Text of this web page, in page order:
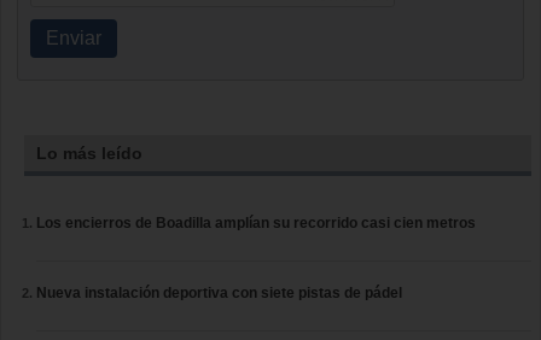
Enviar
Lo más leído
Los encierros de Boadilla amplían su recorrido casi cien metros
Nueva instalación deportiva con siete pistas de pádel